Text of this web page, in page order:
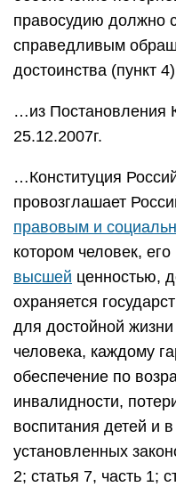
правосудию должно
справедливым
достоинства (пункт
…из Постановления
25.12.2007г.
…Конституция
провозглашает
правовым и
котором человек,
высшей ценностью,
охраняется
для достойной
человека, каждому
обеспечение по
инвалидности,
воспитания детей и
установленных
2; статья 7, часть 1;